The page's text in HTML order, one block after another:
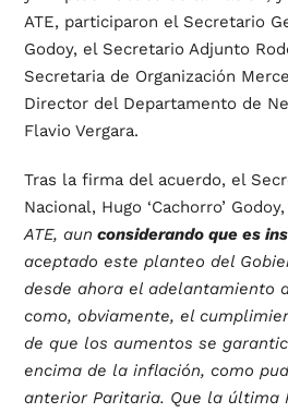
ATE, participaron el Secretario
Godoy, el Secretario Adjunto
Secretaria de Organización
Director del Departamento de
Flavio Vergara.
Tras la firma del acuerdo, el
Nacional, Hugo ‘Cachorro’
ATE, aun considerando que es
aceptado este planteo del
desde ahora el adelantamiento
como, obviamente, el
de que los aumentos se
encima de la inflación, como
anterior Paritaria. Que la última